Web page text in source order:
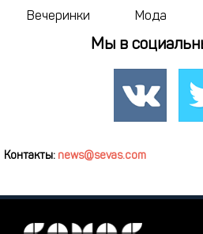
Вечеринки
Мода
Мы в
Контакты: news@sevas.com